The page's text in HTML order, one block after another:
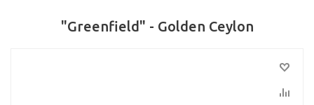
"Greenfield" - Golden Ceylon